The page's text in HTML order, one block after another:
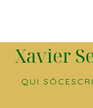
Xavier
QUI SÓC